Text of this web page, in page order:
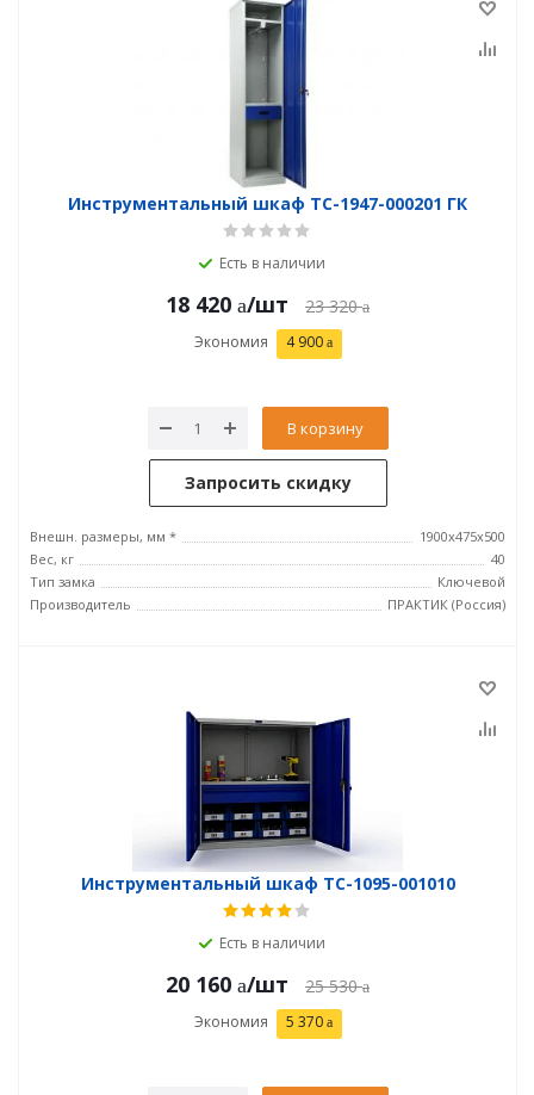
Инструментальный шкаф TC-1947-000201 ГК
Есть в наличии
18 420 /шт 23 320
Экономия 4 900
В корзину
Запросить скидку
Внешн. размеры, мм *
1900x475x500
Вес, кг
40
Тип замка
Ключевой
Производитель
ПРАКТИК (Россия)
Инструментальный шкаф TC-1095-001010
Есть в наличии
20 160 /шт 25 530
Экономия 5 370